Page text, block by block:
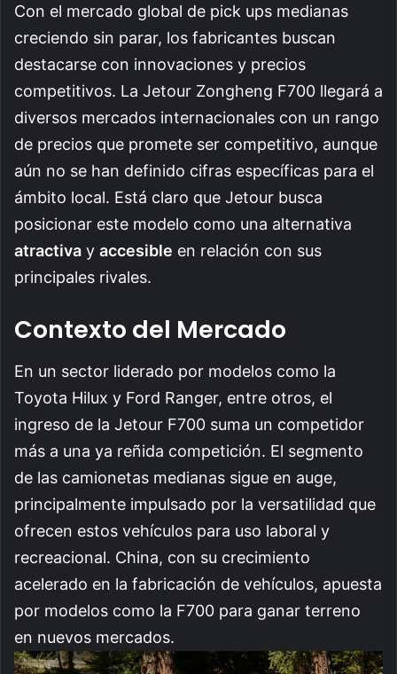
Con el mercado global de pick ups medianas
creciendo sin parar, los fabricantes buscan
destacarse con innovaciones y precios
competitivos. La Jetour Zongheng F700 llegará a
diversos mercados internacionales con un rango
de precios que promete ser competitivo, aunque
aún no se han definido cifras específicas para el
ámbito local. Está claro que Jetour busca
posicionar este modelo como una alternativa
atractiva y accesible en relación con sus
principales rivales.
Contexto del Mercado
En un sector liderado por modelos como la
Toyota Hilux y Ford Ranger, entre otros, el
ingreso de la Jetour F700 suma un competidor
más a una ya reñida competición. El segmento
de las camionetas medianas sigue en auge,
principalmente impulsado por la versatilidad que
ofrecen estos vehículos para uso laboral y
recreacional. China, con su crecimiento
acelerado en la fabricación de vehículos, apuesta
por modelos como la F700 para ganar terreno
en nuevos mercados.